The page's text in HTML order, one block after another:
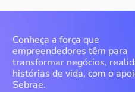
Conheça a força que
empreendedores têm para
transformar negócios,
histórias de vida, com o
Sebrae.